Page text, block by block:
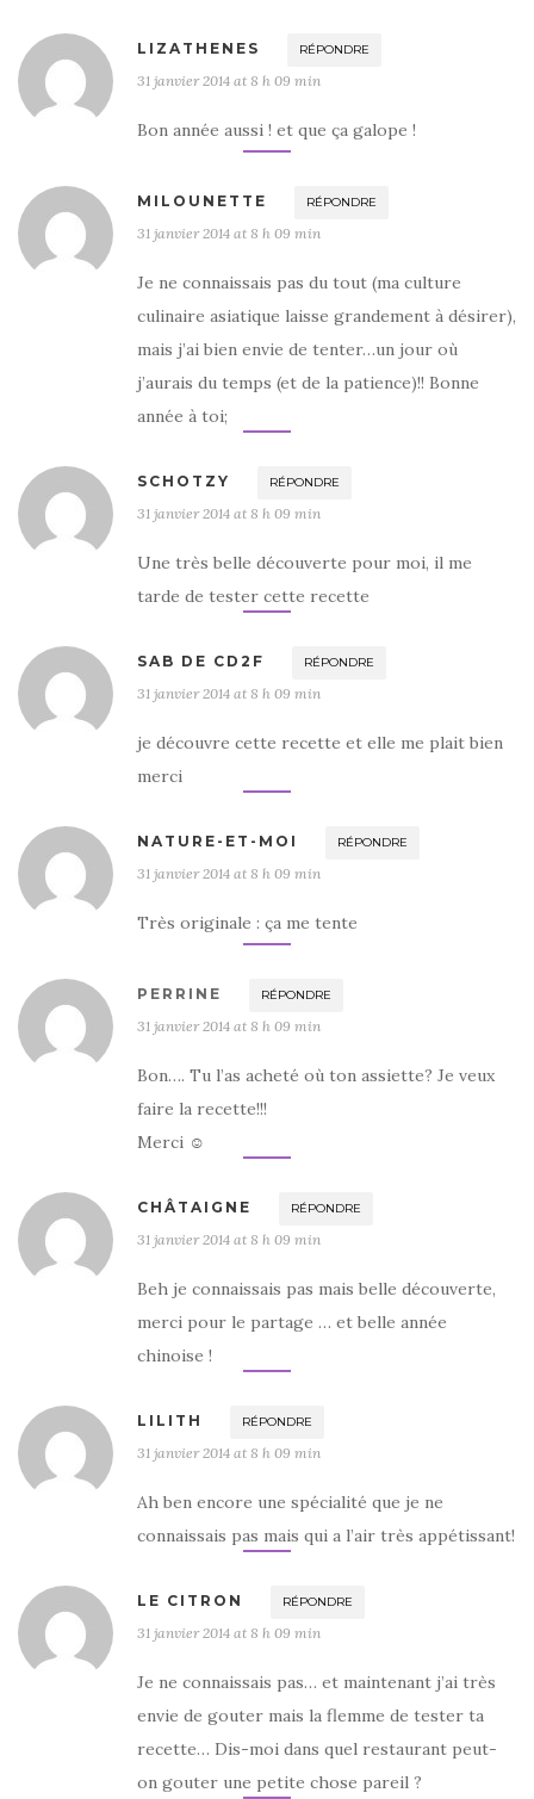
LIZATHENES RÉPONDRE
31 janvier 2014 at 8 h 09 min
Bon année aussi ! et que ça galope !
MILOUNETTE RÉPONDRE
31 janvier 2014 at 8 h 09 min
Je ne connaissais pas du tout (ma culture
culinaire asiatique laisse grandement à désirer),
mais j’ai bien envie de tenter…un jour où
j’aurais du temps (et de la patience)!! Bonne
année à toi;
SCHOTZY RÉPONDRE
31 janvier 2014 at 8 h 09 min
Une très belle découverte pour moi, il me
tarde de tester cette recette
SAB DE CD2F RÉPONDRE
31 janvier 2014 at 8 h 09 min
je découvre cette recette et elle me plait bien
merci
NATURE-ET-MOI RÉPONDRE
31 janvier 2014 at 8 h 09 min
Très originale : ça me tente
PERRINE RÉPONDRE
31 janvier 2014 at 8 h 09 min
Bon…. Tu l’as acheté où ton assiette? Je veux
faire la recette!!!
Merci ☺️
CHÂTAIGNE RÉPONDRE
31 janvier 2014 at 8 h 09 min
Beh je connaissais pas mais belle découverte,
merci pour le partage … et belle année
chinoise !
LILITH RÉPONDRE
31 janvier 2014 at 8 h 09 min
Ah ben encore une spécialité que je ne
connaissais pas mais qui a l’air très appétissant!
LE CITRON RÉPONDRE
31 janvier 2014 at 8 h 09 min
Je ne connaissais pas… et maintenant j’ai très
envie de gouter mais la flemme de tester ta
recette… Dis-moi dans quel restaurant peut-
on gouter une petite chose pareil ?